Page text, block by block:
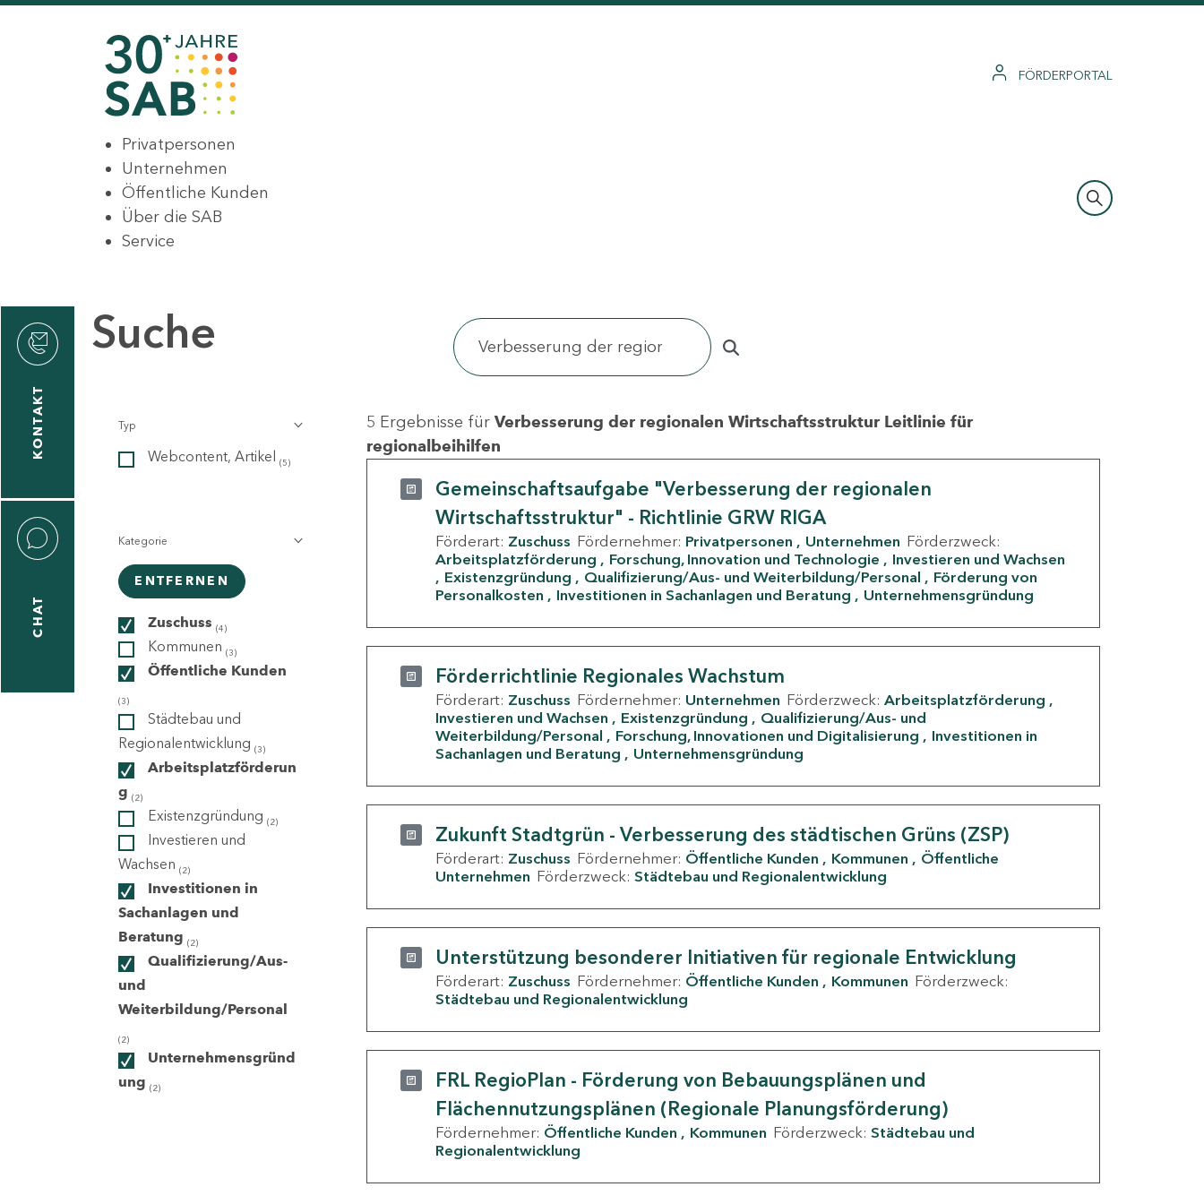
FÖRDERPORTAL
Privatpersonen
Unternehmen
Öffentliche Kunden
Über die SAB
Service
KONTAKT
CHAT
Suche
Typ
Webcontent, Artikel (5)
Kategorie
ENTFERNEN
Zuschuss (4)
Kommunen (3)
Öffentliche Kunden
(3)
Städtebau und
Regionalentwicklung (3)
Arbeitsplatzförderun
g (2)
Existenzgründung (2)
Investieren und
Wachsen (2)
Investitionen in
Sachanlagen und
Beratung (2)
Qualifizierung/Aus-
und
Weiterbildung/Personal
(2)
Unternehmensgründ
ung (2)
5 Ergebnisse für Verbesserung der regionalen Wirtschaftsstruktur Leitlinie für
regionalbeihilfen
Gemeinschaftsaufgabe "Verbesserung der regionalen
Wirtschaftsstruktur" - Richtlinie GRW RIGA
Förderart: Zuschuss Fördernehmer: Privatpersonen Unternehmen Förderzweck:
Arbeitsplatzförderung
Forschung, Innovation und Technologie
Investieren und Wachsen
Existenzgründung
Qualifizierung/Aus- und Weiterbildung/Personal
Förderung von
Personalkosten
Investitionen in Sachanlagen und Beratung Unternehmensgründung
Förderrichtlinie Regionales Wachstum
Förderart: Zuschuss Fördernehmer: Unternehmen Förderzweck: Arbeitsplatzförderung
Investieren und Wachsen
Existenzgründung
Qualifizierung/Aus- und
Weiterbildung/Personal
Forschung, Innovationen und Digitalisierung
Investitionen in
Sachanlagen und Beratung
Unternehmensgründung
Zukunft Stadtgrün - Verbesserung des städtischen Grüns (ZSP)
Förderart: Zuschuss Fördernehmer: Öffentliche Kunden Kommunen
Öffentliche
Unternehmen Förderzweck: Städtebau und Regionalentwicklung
Unterstützung besonderer Initiativen für regionale Entwicklung
Förderart: Zuschuss Fördernehmer: Öffentliche Kunden Kommunen Förderzweck:
Städtebau und Regionalentwicklung
FRL RegioPlan - Förderung von Bebauungsplänen und
Flächennutzungsplänen (Regionale Planungsförderung)
Fördernehmer: Öffentliche Kunden Kommunen Förderzweck: Städtebau und
Regionalentwicklung